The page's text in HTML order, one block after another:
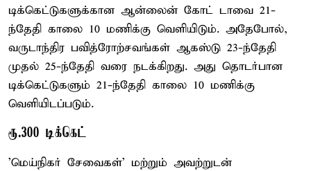
டிக்கெட்டுகளுக்கான ஆன்லைன் கோட் டாவை 21-
ந்தேதி காலை 10 மணிக்கு வெளியிடும். அதேபோல்,
வருடாந்திர பவித்ரோற்சவங்கள் ஆகஸ்டு 23-ந்தேதி
முதல் 25-ந்தேதி வரை நடக்கிறது. அது தொடர்பான
டிக்கெட்டுகளும் 21-ந்தேதி காலை 10 மணிக்கு
வெளியிடப்படும்.
ரூ.300 டிக்கெட்
'மெய்நிகர் சேவைகள்' மற்றும் அவற்றுடன்